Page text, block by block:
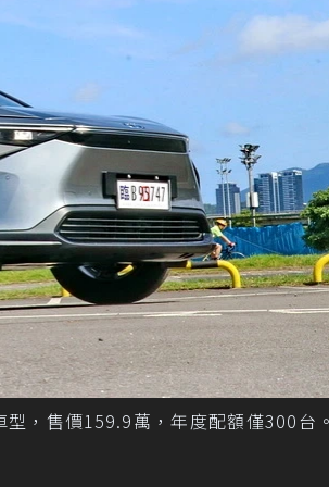
型，售價159.9萬，年度配額僅300台